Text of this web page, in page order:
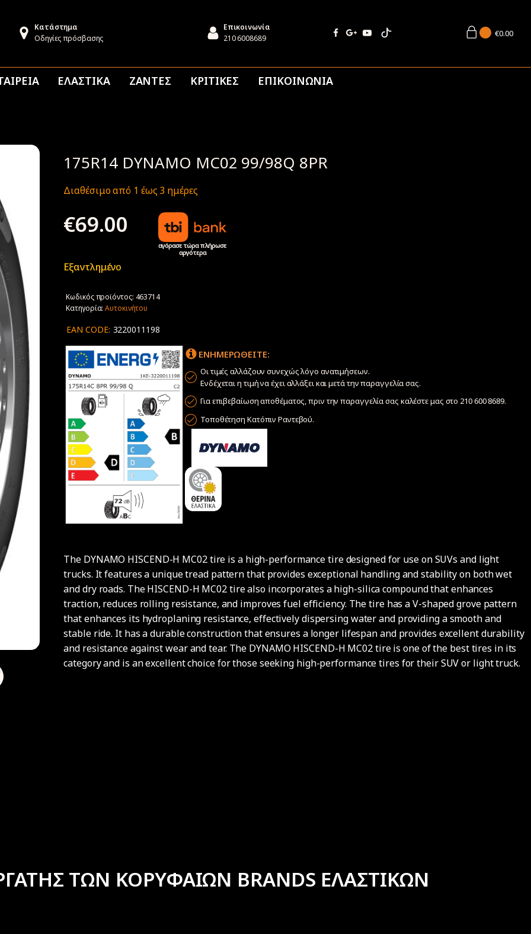
Κατάστημα
Οδηγίες πρόσβασης
Επικοινωνία
210 6008689
€0.00
ΕΛΑΣΤΙΚΑ ΖΑΝΤΕΣ ΚΡΙΤΙΚΕΣ ΕΠΙΚΟΙΝΩΝΙΑ
175R14 DYNAMO MC02 99/98Q 8PR
Διαθέσιμο από 1 έως 3 ημέρες
€69.00
αγόρασε τώρα πλήρωσε
αργότερα
Εξαντλημένο
Κωδικός προϊόντος: 463714
Κατηγορία:Αυτοκινήτου
EAN CODE: 3220011198
ΕΝΗΜΕΡΩΘΕΙΤΕ:
Οι τιμές αλλάζουν συνεχώς λόγο ανατιμήσεων.
Ενδέχεται η τιμή να έχει αλλάξει και μετά την παραγγελία σας.
Για επιβεβαίωση αποθέματος, πριν την παραγγελία σας καλέστε μας στο 210 600 8689.
Τοποθέτηση Κατόπιν Ραντεβού.
The DYNAMO HISCEND-H MC02 tire is a high-performance tire designed for use on SUVs and light
trucks. It features a unique tread pattern that provides exceptional handling and stability on both wet
and dry roads. The HISCEND-H MC02 tire also incorporates a high-silica compound that enhances
traction, reduces rolling resistance, and improves fuel efficiency. The tire has a V-shaped grove pattern
that enhances its hydroplaning resistance, effectively dispersing water and providing a smooth and
stable ride. It has a durable construction that ensures a longer lifespan and provides excellent durability
and resistance against wear and tear. The DYNAMO HISCEND-H MC02 tire is one of the best tires in its
category and is an excellent choice for those seeking high-performance tires for their SUV or light truck.
ΤΩΝ ΚΟΡΥΦΑΙΩΝ BRANDS ΕΛΑΣΤΙΚΩΝ